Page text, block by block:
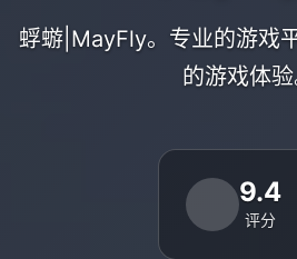
蜉蝣|MayFly。专业的游戏
的游戏体验
9.4
评分